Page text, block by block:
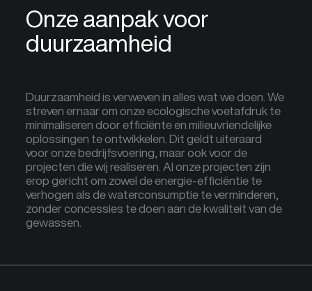
Onze aanpak voor
duurzaamheid
Duurzaamheid is verweven in alles wat we doen. We
streven ernaar om onze ecologische voetafdruk te
minimaliseren door efficiënte en milieuvriendelijke
oplossingen te ontwikkelen. Dit geldt uiteraard
voor onze bedrijfsvoering, maar ook voor de
projecten die wij realiseren. Al onze projecten zijn
erop gericht om zowel de energie-efficiëntie te
verhogen als de waterconsumptie te verminderen,
zonder concessies te doen aan de kwaliteit van de
gewassen.